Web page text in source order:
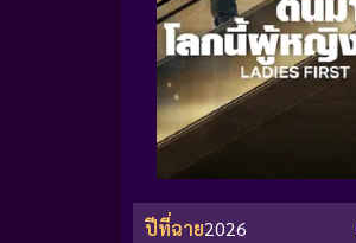
ปีที่ฉาย2026